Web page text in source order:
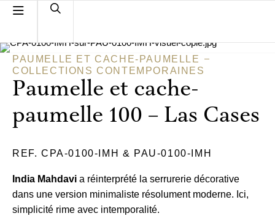
PAUMELLE ET CACHE-PAUMELLE
COLLECTIONS CONTEMPORAINES
Paumelle et cache-
paumelle 100 – Las Cases
REF. CPA-0100-IMH & PAU-0100-IMH
India Mahdavi a réinterprété la serrurerie décorative
dans une version minimaliste résolument moderne. Ici,
simplicité rime avec intemporalité.